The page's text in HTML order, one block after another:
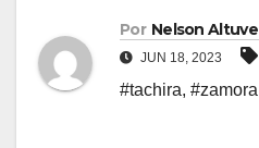
Por Nelson Altuve
JUN 18, 2023
#tachira, #zamora